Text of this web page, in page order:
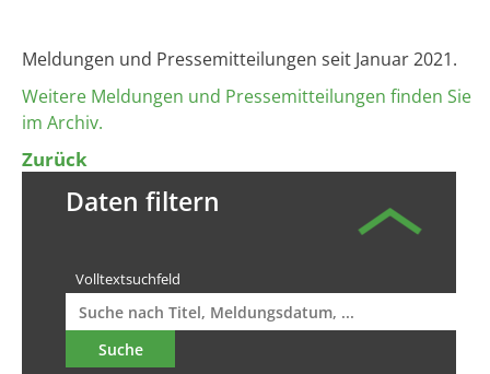
​​​​​​Meldungen und Pressemitteilungen seit Januar 2021​​.
Weitere Meldungen und Pressemitteilungen finden Sie
im Archiv.
Zurück
Daten filtern
Volltextsuchfeld